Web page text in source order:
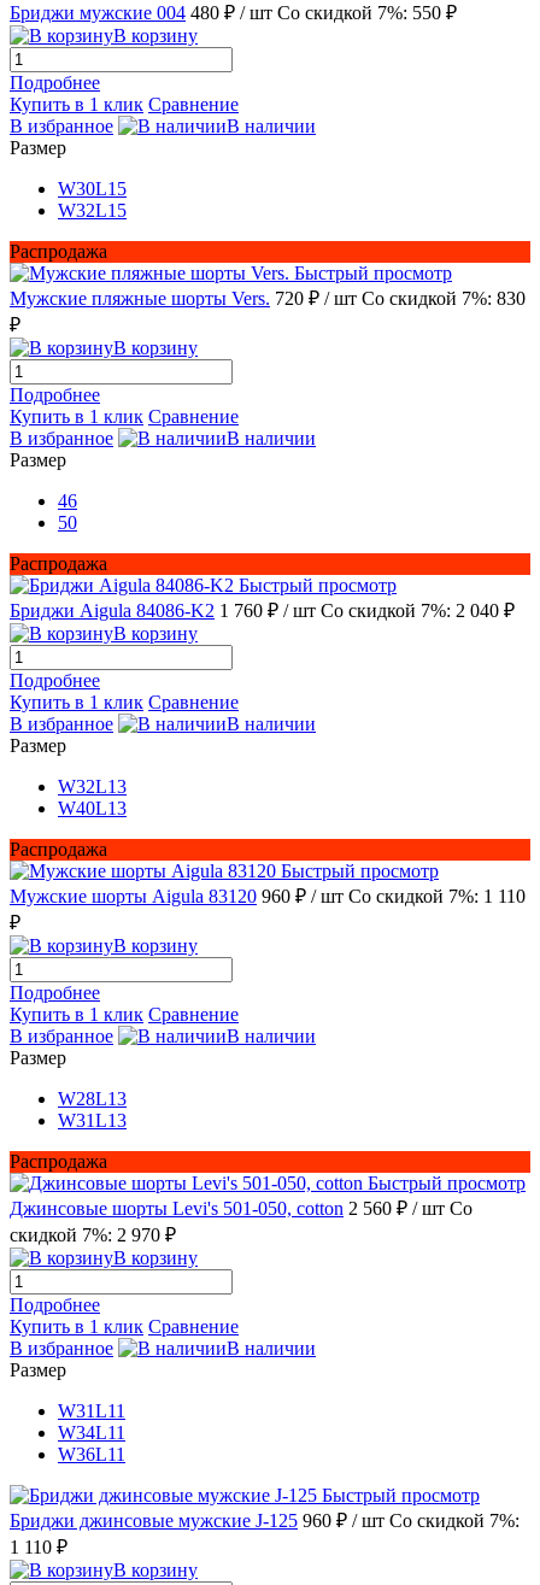
Бриджи мужские 004 480 ₽ / шт Со скидкой 7%: 550 ₽
В корзину
Подробнее
Купить в 1 клик Сравнение
В избранное
В наличии
Размер
W30L15
W32L15
Распродажа
Быстрый просмотр
Мужские пляжные шорты Vers. 720 ₽ / шт Со скидкой 7%: 830
₽
В корзину
Подробнее
Купить в 1 клик Сравнение
В избранное
В наличии
Размер
46
50
Распродажа
Быстрый просмотр
Бриджи Aigula 84086-K2 1 760 ₽ / шт Со скидкой 7%: 2 040 ₽
В корзину
Подробнее
Купить в 1 клик Сравнение
В избранное
В наличии
Размер
W32L13
W40L13
Распродажа
Быстрый просмотр
Мужские шорты Aigula 83120 960 ₽ / шт Со скидкой 7%: 1 110
₽
В корзину
Подробнее
Купить в 1 клик Сравнение
В избранное
В наличии
Размер
W28L13
W31L13
Распродажа
Быстрый просмотр
Джинсовые шорты Levi's 501-050, cotton 2 560 ₽ / шт Со
скидкой 7%: 2 970 ₽
В корзину
Подробнее
Купить в 1 клик Сравнение
В избранное
В наличии
Размер
W31L11
W34L11
W36L11
Быстрый просмотр
Бриджи джинсовые мужские J-125 960 ₽ / шт Со скидкой 7%:
1 110 ₽
В корзину